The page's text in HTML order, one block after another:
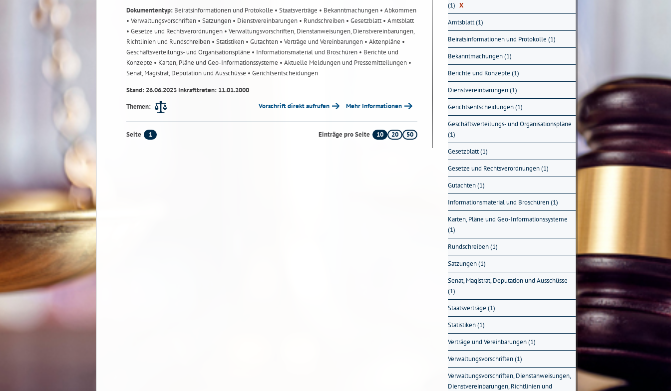
Dokumententyp: Beiratsinformationen und Protokolle • Staatsverträge • Bekanntmachungen • Abkommen
• Verwaltungsvorschriften • Satzungen • Dienstvereinbarungen • Rundschreiben • Gesetzblatt• Amtsblatt
• Gesetze und Rechtsverordnungen • Verwaltungsvorschriften, Dienstanweisungen, Dienstvereinbarungen,
Richtlinien und Rundschreiben • Statistiken • Gutachten • Verträge und Vereinbarungen • Aktenpläne •
Geschäftsverteilungs- und Organisationspläne • Informationsmaterial und Broschüren • Berichte und
Konzepte • Karten, Pläne und Geo-Informationssysteme • Aktuelle Meldungen und Pressemitteilungen •
Senat, Magistrat, Deputation und Ausschüsse • Gerichtsentscheidungen
Stand: 26.06.2023 Inkrafttreten: 11.01.2000
Themen:
Vorschrift direkt aufrufen Mehr Informationen
Seite 1 Einträge pro Seite 10 20 50
(1) X
Amtsblatt (1)
Beiratsinformationen und Protokolle (1)
Bekanntmachungen (1)
Berichte und Konzepte (1)
Dienstvereinbarungen (1)
Gerichtsentscheidungen (1)
Geschäftsverteilungs- und Organisationspläne
(1)
Gesetzblatt (1)
Gesetze und Rechtsverordnungen (1)
Gutachten (1)
Informationsmaterial und Broschüren (1)
Karten, Pläne und Geo-Informationssysteme
(1)
Rundschreiben (1)
Satzungen (1)
Senat, Magistrat, Deputation und Ausschüsse
(1)
Staatsverträge (1)
Statistiken (1)
Verträge und Vereinbarungen (1)
Verwaltungsvorschriften (1)
Verwaltungsvorschriften, Dienstanweisungen,
Dienstvereinbarungen, Richtlinien und